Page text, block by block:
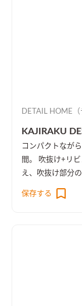
DETAIL HOME（
KAJIRAKU
コンパクトなが
間。 吹抜け+リビング階段で2階とのつながりを持たせたのに加
え、吹抜け部分
より、1階・2階の一体感
楽譜を整理する
保存する